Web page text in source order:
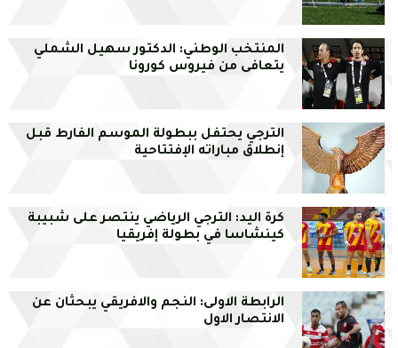
المنتخب الوطني: الدكتور سهيل الشملي
يتعافى من فيروس كورونا
الترجي يحتفل ببطولة الموسم الفارط قبل
إنطلاق مباراته الإفتتاحية
كرة اليد: الترجي الرياضي ينتصر على شبيبة
كينشاسا في بطولة إفريقيا
الرابطة الاولى: النجم والافريقي يبحثان عن
الانتصار الاول